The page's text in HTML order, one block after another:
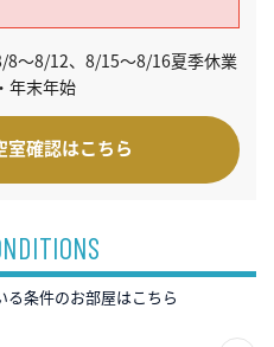
～8/12、8/15～8/16夏季休業
年末年始
室確認はこちら
る条件のお部屋はこちら